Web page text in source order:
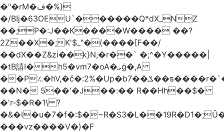
�"�rM�ف�%}
�/BIj�63OEU`������Q*dX_NZ
��;P�:J��K����W���� ��?
2Z��X�;K'$_"�(����[F��/
��dX��Z&zi��k}N,�r��` �;^�Y�����|
�tB譆I�h5�vm7�oA�ܝġ�,A
��P؉�hV,�č�:2%�Up�bݎ��7��ƽ����r�`��bn<1g�(h�ى!
��N� 5��'�J��:�� R��Hh��$�
�'r-$�R�1\ ?
���vz����V�)�F